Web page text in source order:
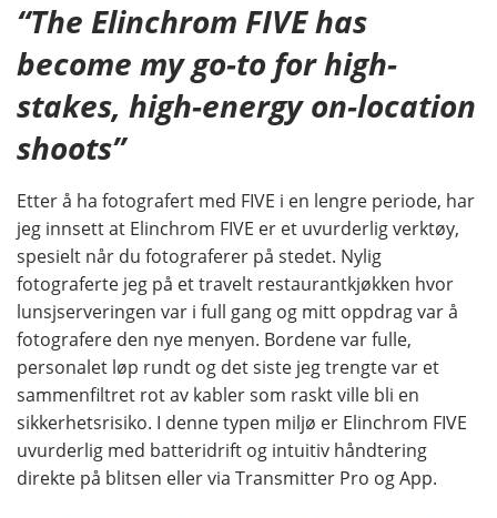
“The Elinchrom FIVE has
become my go-to for high-
stakes, high-energy on-location
shoots”
Etter å ha fotografert med FIVE i en lengre periode, har
jeg innsett at Elinchrom FIVE er et uvurderlig verktøy,
spesielt når du fotograferer på stedet. Nylig
fotograferte jeg på et travelt restaurantkjøkken hvor
lunsjserveringen var i full gang og mitt oppdrag var å
fotografere den nye menyen. Bordene var fulle,
personalet løp rundt og det siste jeg trengte var et
sammenfiltret rot av kabler som raskt ville bli en
sikkerhetsrisiko. I denne typen miljø er Elinchrom FIVE
uvurderlig med batteridrift og intuitiv håndtering
direkte på blitsen eller via Transmitter Pro og App.